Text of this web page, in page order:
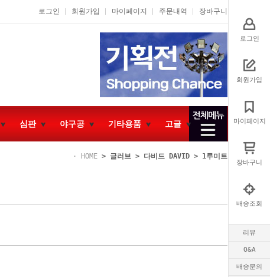
로그인
회원가입
마이페이지
장바구니
배송조회
리뷰
Q&A
배송문의
로그인 회원가입 마이페이지 주문내역 장바구니
심판 야구공 기타용품 고글
HOME > 글러브 > 다비드 DAVID > 1루미트